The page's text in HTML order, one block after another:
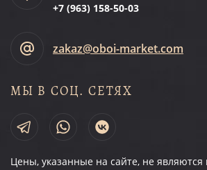
+7 (963) 158-50-03
zakaz@oboi-market.com
МЫ В СОЦ. СЕТЯХ
Цены, указанные на сайте, не являются